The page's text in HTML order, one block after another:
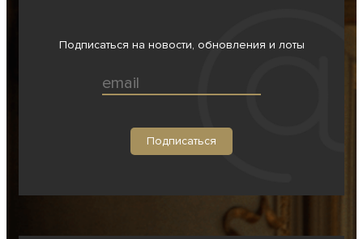
Подписаться на новости, обновления и лоты